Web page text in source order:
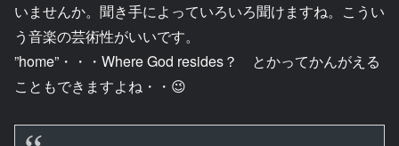
いませんか。聞き手によっていろいろ聞けますね。こうい
う音楽の芸術性がいいです。
”home”・・・Where God resides？ とかってかんがえる
こともできますよね・・😉